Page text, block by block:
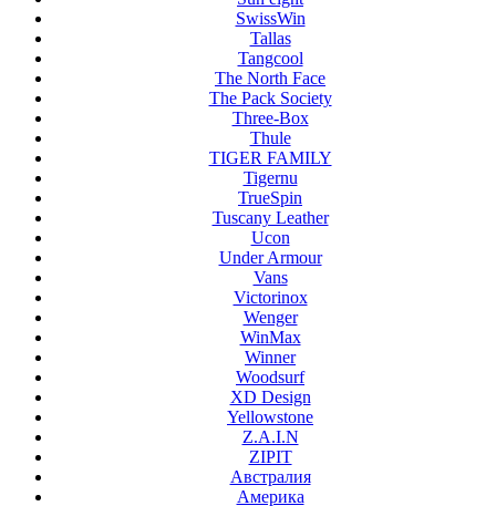
SwissWin
Tallas
Tangcool
The North Face
The Pack Society
Three-Box
Thule
TIGER FAMILY
Tigernu
TrueSpin
Tuscany Leather
Ucon
Under Armour
Vans
Victorinox
Wenger
WinMax
Winner
Woodsurf
XD Design
Yellowstone
Z.A.I.N
ZIPIT
Австралия
Америка